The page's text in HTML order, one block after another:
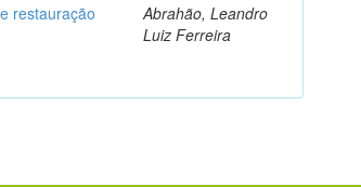
restauração
Abrahão, Leandro
Luiz Ferreira